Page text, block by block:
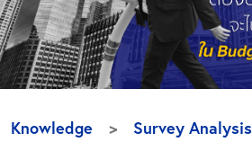
Knowledge Survey Analysis